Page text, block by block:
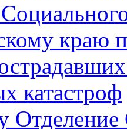
краю
катастроф